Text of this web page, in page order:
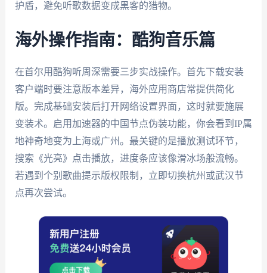
护盾，避免听歌数据变成黑客的猎物。
海外操作指南：酷狗音乐篇
在首尔用酷狗听周深需要三步实战操作。首先下载安装
客户端时要注意版本差异，海外应用商店常提供简化
版。完成基础安装后打开网络设置界面，这时就要施展
变装术。启用加速器的中国节点伪装功能，你会看到IP属
地神奇地变为上海或广州。最关键的是播放测试环节，
搜索《光亮》点击播放，进度条应该像滑冰场般流畅。
若遇到个别歌曲提示版权限制，立即切换杭州或武汉节
点再次尝试。